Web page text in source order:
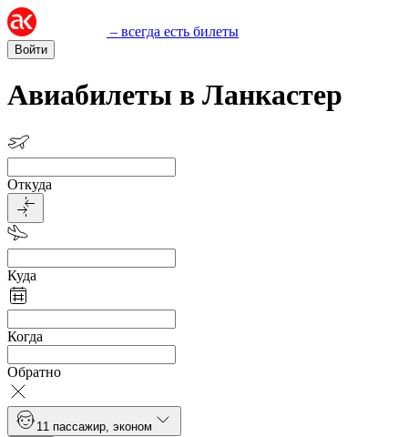
– всегда есть билеты
Войти
Авиабилеты в Ланкастер
Откуда
Куда
Когда
Обратно
1 1 пассажир эконом